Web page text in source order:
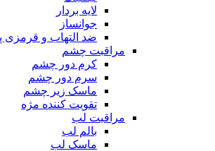
لایه بردار
جوانساز
ضد التهاب و
مراقبت چشم
کرم دور چشم
سرم دور چشم
ماسک زیر چشم
تقویت کننده مژه
مراقبت لب
بالم لب
ماسک لب